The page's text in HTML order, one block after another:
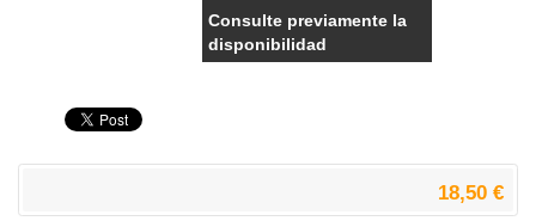
Consulte previamente la
disponibilidad
18,50 €